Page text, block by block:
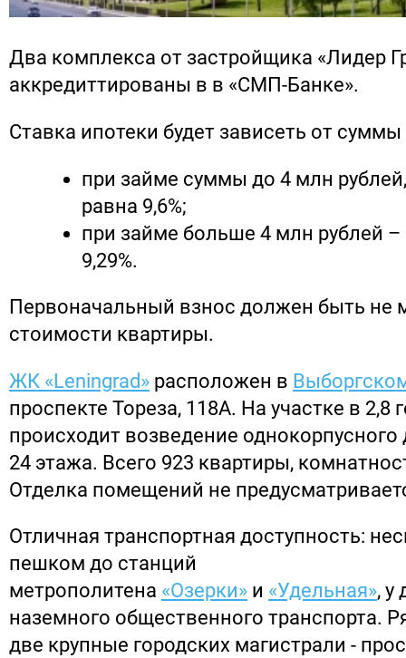
Два комплекса от застройщика «Лидер
аккредиттированы в в «СМП-Банке».
Ставка ипотеки будет зависеть от суммы
при займе суммы до 4 млн
равна 9,6%;
при займе больше 4 млн рублей –
9,29%.
Первоначальный взнос должен быть не
стоимости квартиры.
ЖК «Leningrad» расположен в
проспекте Тореза, 118А. На участке в 2,8
происходит возведение
24 этажа. Всего 923 квартиры,
Отделка помещений не
Отличная транспортная доступность:
пешком до станций
метрополитена «Озерки» и «Удельная», у
наземного общественного транспорта.
две крупные городских магистрали -